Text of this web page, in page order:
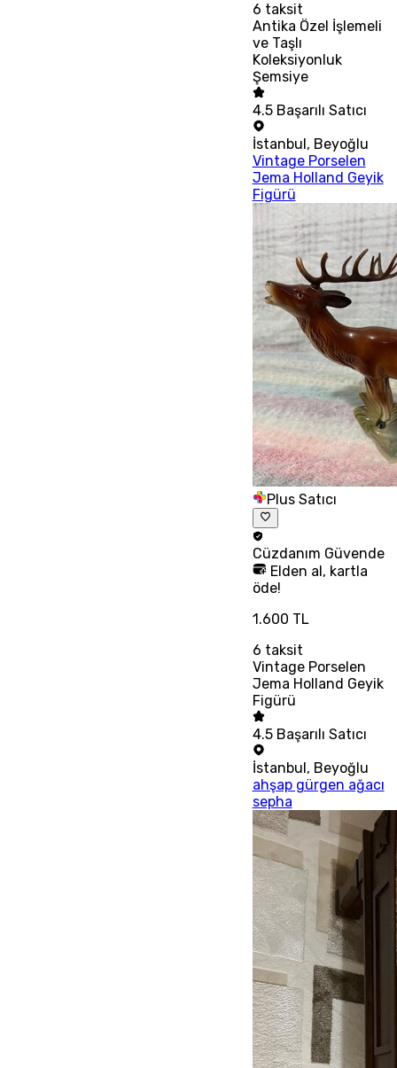
6 taksit
Antika Özel İşlemeli
ve Taşlı
Koleksiyonluk
Şemsiye
4.5 Başarılı Satıcı
İstanbul , Beyoğlu
Vintage Porselen
Jema Holland Geyik
Figürü
Plus Satıcı
Cüzdanım Güvende
Elden al, kartla
öde!
1.600 TL
6 taksit
Vintage Porselen
Jema Holland Geyik
Figürü
4.5 Başarılı Satıcı
İstanbul, Beyoğlu
ahşap gürgen ağacı
sepha